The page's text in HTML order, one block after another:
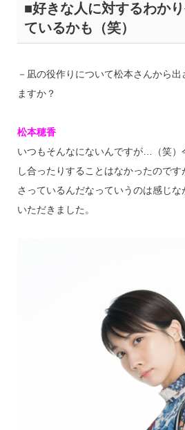
■好きな人に対するわか
ているかも（笑）
－凪の役作りについて松本さんから
ますか？
松本穂香
いつもそんなにないんですが…（笑）
し合ったりすることはなかったので
さっているんだなっていうのは感じ
いただきました。